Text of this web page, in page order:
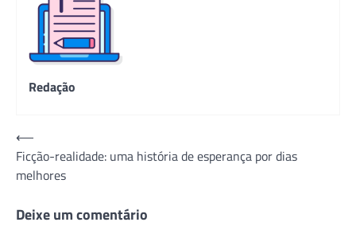
Redação
Navegação
de
Post
⟵
Ficção-realidade: uma história de esperança por dias
melhores
Deixe um comentário